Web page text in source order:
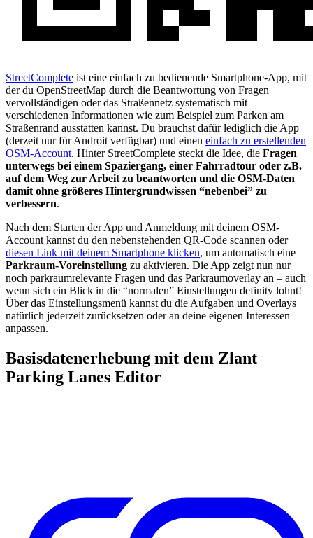
StreetComplete ist eine einfach zu bedienende Smartphone-App, mit
der du OpenStreetMap durch die Beantwortung von Fragen
vervollständigen oder das Straßennetz systematisch mit
verschiedenen Informationen wie zum Beispiel zum Parken am
Straßenrand ausstatten kannst. Du brauchst dafür lediglich die App
(derzeit nur für Androit verfügbar) und einen einfach zu erstellenden
OSM-Account. Hinter StreetComplete steckt die Idee, die Fragen
unterwegs bei einem Spaziergang, einer Fahrradtour oder z.B.
auf dem Weg zur Arbeit zu beantworten und die OSM-Daten
damit ohne größeres Hintergrundwissen “nebenbei” zu
verbessern.
Nach dem Starten der App und Anmeldung mit deinem OSM-
Account kannst du den nebenstehenden QR-Code scannen oder
diesen Link mit deinem Smartphone klicken, um automatisch eine
Parkraum-Voreinstellung zu aktivieren. Die App zeigt nun nur
noch parkraumrelevante Fragen und das Parkraumoverlay an – auch
wenn sich ein Blick in die “normalen” Einstellungen definitv lohnt!
Über das Einstellungsmenü kannst du die Aufgaben und Overlays
natürlich jederzeit zurücksetzen oder an deine eigenen Interessen
anpassen.
Basisdatenerhebung mit dem Zlant
Parking Lanes Editor